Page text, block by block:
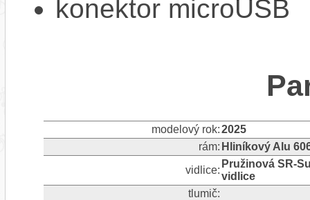
konektor microUSB
modelový rok:2025
rám: Hliníkový Alu
vidlice:
Pružinová SR-
vidlice
tlumič: